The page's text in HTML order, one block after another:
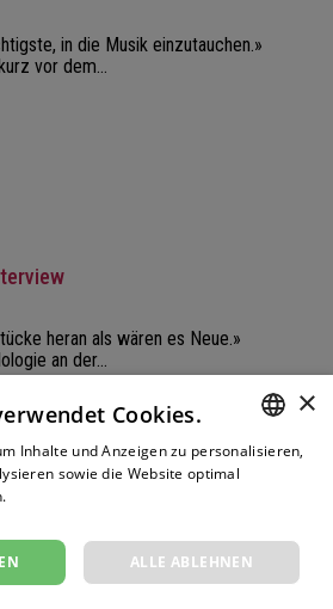
in die Musik einzutauchen.»
vor dem…
heran als wären es Neue.»
an der…
×
Cookies.
Inhalte und Anzeigen zu personalisieren,
sowie die Website optimal
ALLE ABLEHNEN